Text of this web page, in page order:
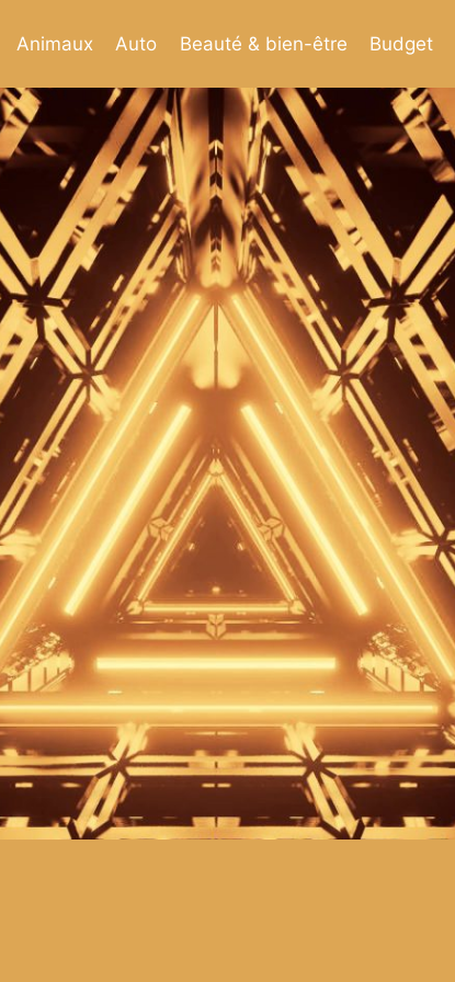
Animaux Auto Beauté & bien-être Budget